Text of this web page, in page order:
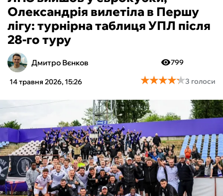
БОКС
ХОКЕЙ
ТЕНІС
КІБЕРСПОРТ
ЧС-2026
ФУТЗАЛ
ІНШІ
Олександрія вилетіла в Першу
лігу: турнірна таблиця УПЛ після
28-го туру
Дмитро Вєнков
14 травня 2026, 15:26
799
★★★★★
★★★★★3 голоси